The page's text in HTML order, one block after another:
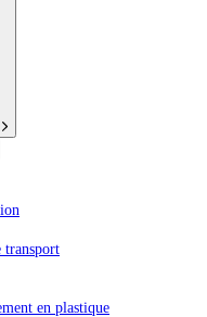
transport
en plastique